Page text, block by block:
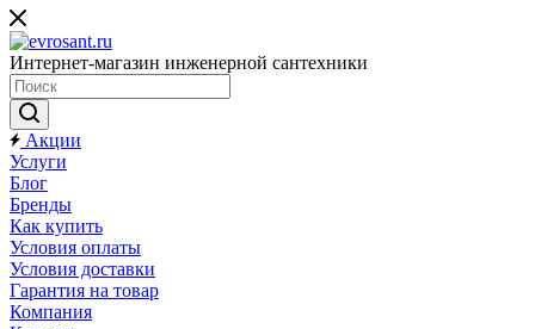
Интернет-магазин инженерной сантехники
Акции
Услуги
Блог
Бренды
Как купить
Условия оплаты
Условия доставки
Гарантия на товар
Компания